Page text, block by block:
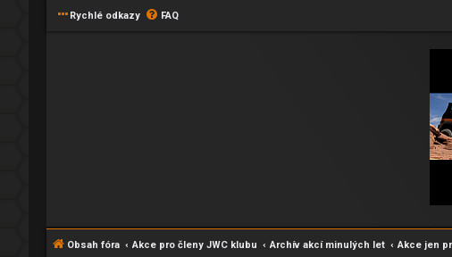
Rychlé odkazy FAQ
Obsah fóra Akce pro členy JWC klubu Archív akcí minulých let Akce jen